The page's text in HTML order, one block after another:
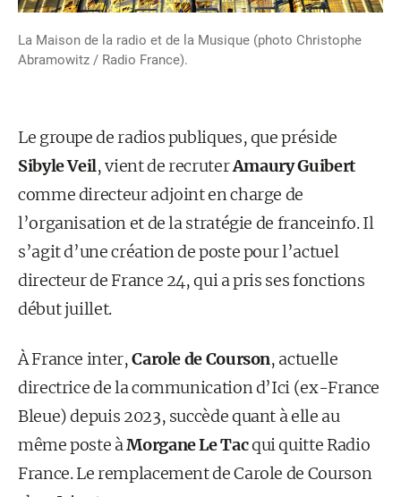
La Maison de la radio et de la Musique (photo Christophe
Abramowitz / Radio France).
Le groupe de radios publiques, que préside
Sibyle Veil, vient de recruterAmaury Guibert
comme directeur adjoint en charge de
l’organisation et de la stratégie de franceinfo. Il
s’agit d’une création de poste pour l’actuel
directeur de France 24, qui a pris ses fonctions
début juillet.
À France inter,Carole de Courson, actuelle
directrice de la communication d’Ici (ex-France
Bleue) depuis 2023, succède quant à elle au
même poste àMorgane Le Tacqui quitte Radio
France. Le remplacement de Carole de Courson